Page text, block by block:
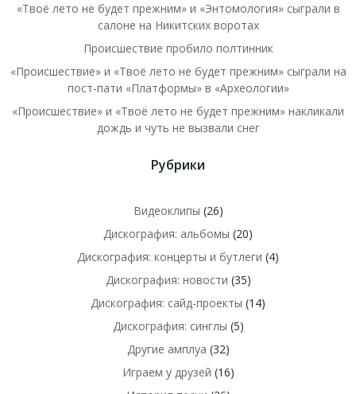
«Твоё лето не будет прежним» и «Энтомология» сыграли в
салоне на Никитских воротах
Происшествие пробило полтинник
«Происшествие» и «Твоё лето не будет прежним» сыграли на
пост-пати «Платформы» в «Археологии»
«Происшествие» и «Твоё лето не будет прежним» накликали
дождь и чуть не вызвали снег
Рубрики
Видеоклипы (26)
Дискография: альбомы (20)
Дискография: концерты и бутлеги (4)
Дискография: новости (35)
Дискография: сайд-проекты (14)
Дискография: синглы (5)
Другие амплуа (32)
Играем у друзей (16)